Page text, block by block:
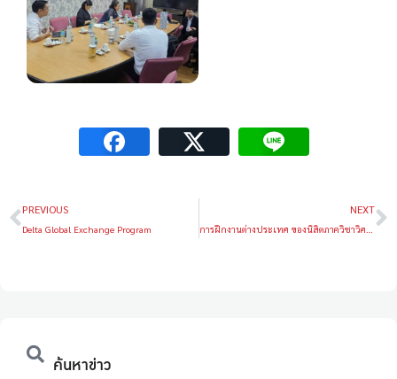
PREVIOUS
Delta Global Exchange Program
NEXT
ค้นหาข่าว